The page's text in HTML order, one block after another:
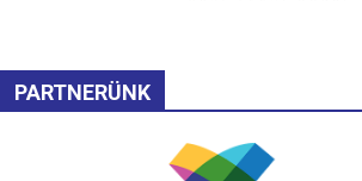
PARTNERÜNK